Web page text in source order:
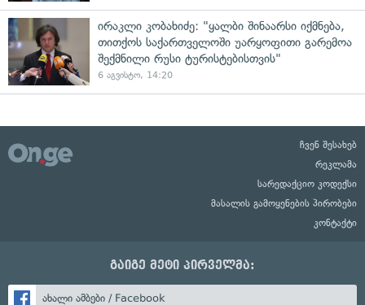
ირაკლი კობახიძე: "ყალბი შინაარსი იქმნება,
თითქოს საქართველოში უარყოფითი გარემოა
შექმნილი რუსი ტურისტებისთვის"
6 აგვისტო, 14:20
ჩვენ შესახებ
რეკლამა
სარედაქციო კოდექსი
მასალის გამოყენების პირობები
კონტაქტი
გაიგე მეტი პირველმა:
ახალი ამბები / Facebook